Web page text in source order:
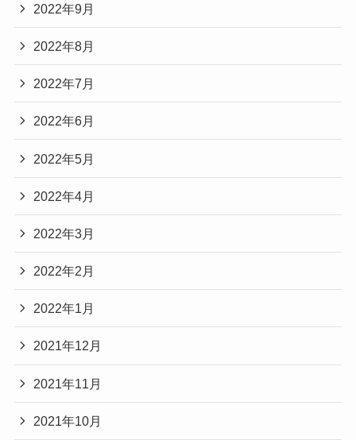
2022年9月
2022年8月
2022年7月
2022年6月
2022年5月
2022年4月
2022年3月
2022年2月
2022年1月
2021年12月
2021年11月
2021年10月